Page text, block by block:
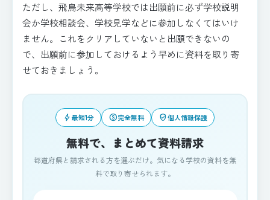
ただし、飛鳥未来高等学校では出願前に必ず学校説明
会か学校相談会、学校見学などに参加しなくてはいけ
ません。これをクリアしていないと出願できないの
で、出願前に参加しておけるよう早めに資料を取り寄
せておきましょう。
bolt最短1分 paid完全無料 verified_user個人情報保護
無料で、まとめて資料請求
都道府県と請求される方を選ぶだけ。気になる学校の資料を無
料で取り寄せられます。